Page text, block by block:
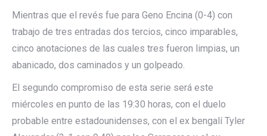
Mientras que el revés fue para Geno Encina (0-4) con
trabajo de tres entradas dos tercios, cinco imparables,
cinco anotaciones de las cuales tres fueron limpias, un
abanicado, dos caminados y un golpeado.
El segundo compromiso de esta serie será este
miércoles en punto de las 19:30 horas, con el duelo
probable entre estadounidenses, con el ex bengalí Tyler